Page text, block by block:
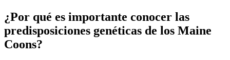
¿Por qué es importante conocer las
predisposiciones genéticas de los Maine
Coons?